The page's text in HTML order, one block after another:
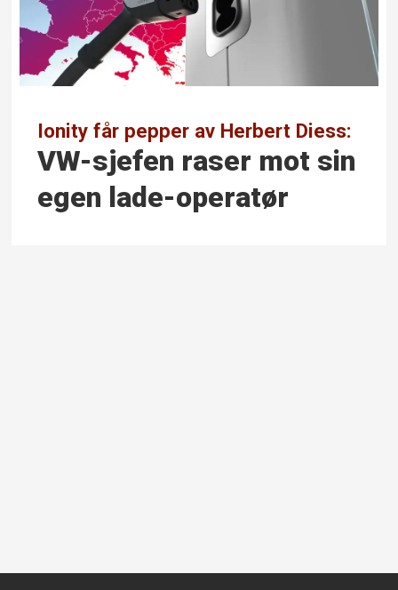
Ionity får pepper av Herbert Diess:
VW-sjefen raser mot sin
egen lade-operatør